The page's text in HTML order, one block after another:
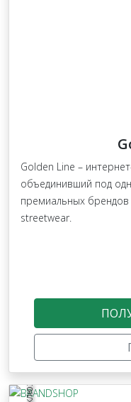
Golden Line –
объединивший под
премиальных брендов
streetwear.